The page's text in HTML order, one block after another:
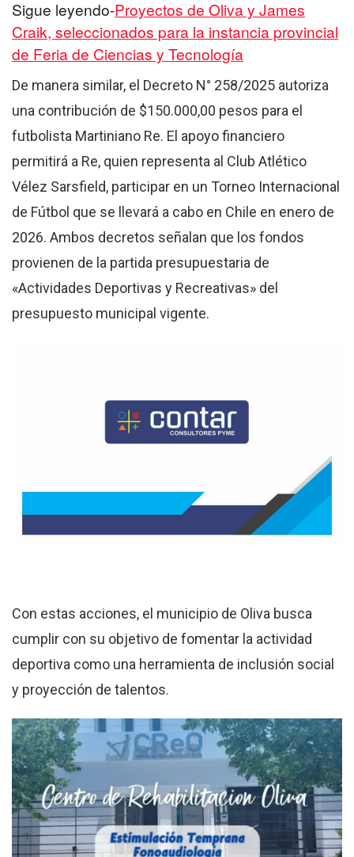
Sigue leyendo-Proyectos de Oliva y James
Craik, seleccionados para la instancia provincial
de Feria de Ciencias y Tecnología
De manera similar, el Decreto N° 258/2025 autoriza
una contribución de $150.000,00 pesos para el
futbolista Martiniano Re. El apoyo financiero
permitirá a Re, quien representa al Club Atlético
Vélez Sarsfield, participar en un Torneo Internacional
de Fútbol que se llevará a cabo en Chile en enero de
2026. Ambos decretos señalan que los fondos
provienen de la partida presupuestaria de
«Actividades Deportivas y Recreativas» del
presupuesto municipal vigente.
Con estas acciones, el municipio de Oliva busca
cumplir con su objetivo de fomentar la actividad
deportiva como una herramienta de inclusión social
y proyección de talentos.